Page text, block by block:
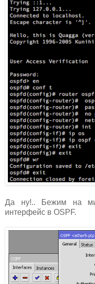
Да ну!.. Бежим на
интерфейс в OSPF.